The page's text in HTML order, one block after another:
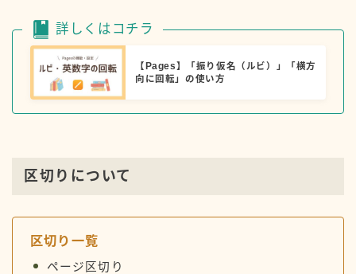
詳しくはコチラ
【Pages】「振り仮名（ルビ）」「横方
向に回転」の使い方
区切りについて
区切り一覧
ページ区切り